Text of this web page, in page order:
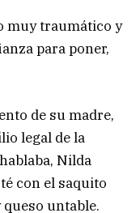
muy traumático y
para poner,
de su madre,
legal de la
Nilda
con el saquito
untable.